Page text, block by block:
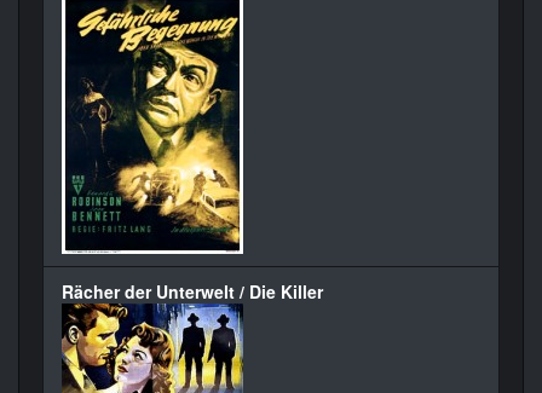
Rächer der Unterwelt / Die Killer